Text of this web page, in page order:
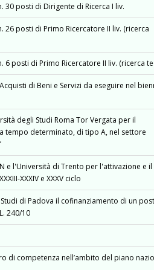
posti di Dirigente di Ricerca I liv.
posti di Primo Ricercatore II liv. (ricerca
posti di Primo Ricercatore II liv. (ricerca
di Beni e Servizi da eseguire nel
degli Studi Roma Tor Vergata per il
tempo determinato, di tipo A, nel settore
e l'Università di Trento per l'attivazione e il
XXXIV e XXXV ciclo
di Padova il cofinanziamento di un
240/10
di competenza nell’ambito del piano